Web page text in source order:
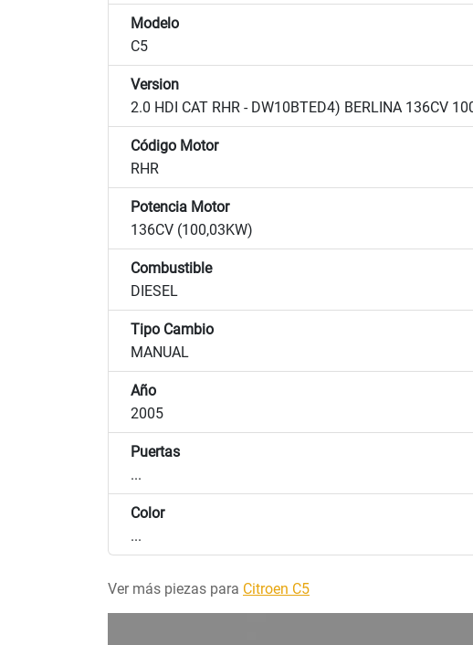
Modelo
C5
Version
2.0 HDI CAT RHR - DW10BTED4) BERLINA 136CV
Código Motor
RHR
Potencia Motor
136CV (100,03KW)
Combustible
DIESEL
Tipo Cambio
MANUAL
Año
2005
Puertas
...
Color
...
Ver más piezas para Citroen C5